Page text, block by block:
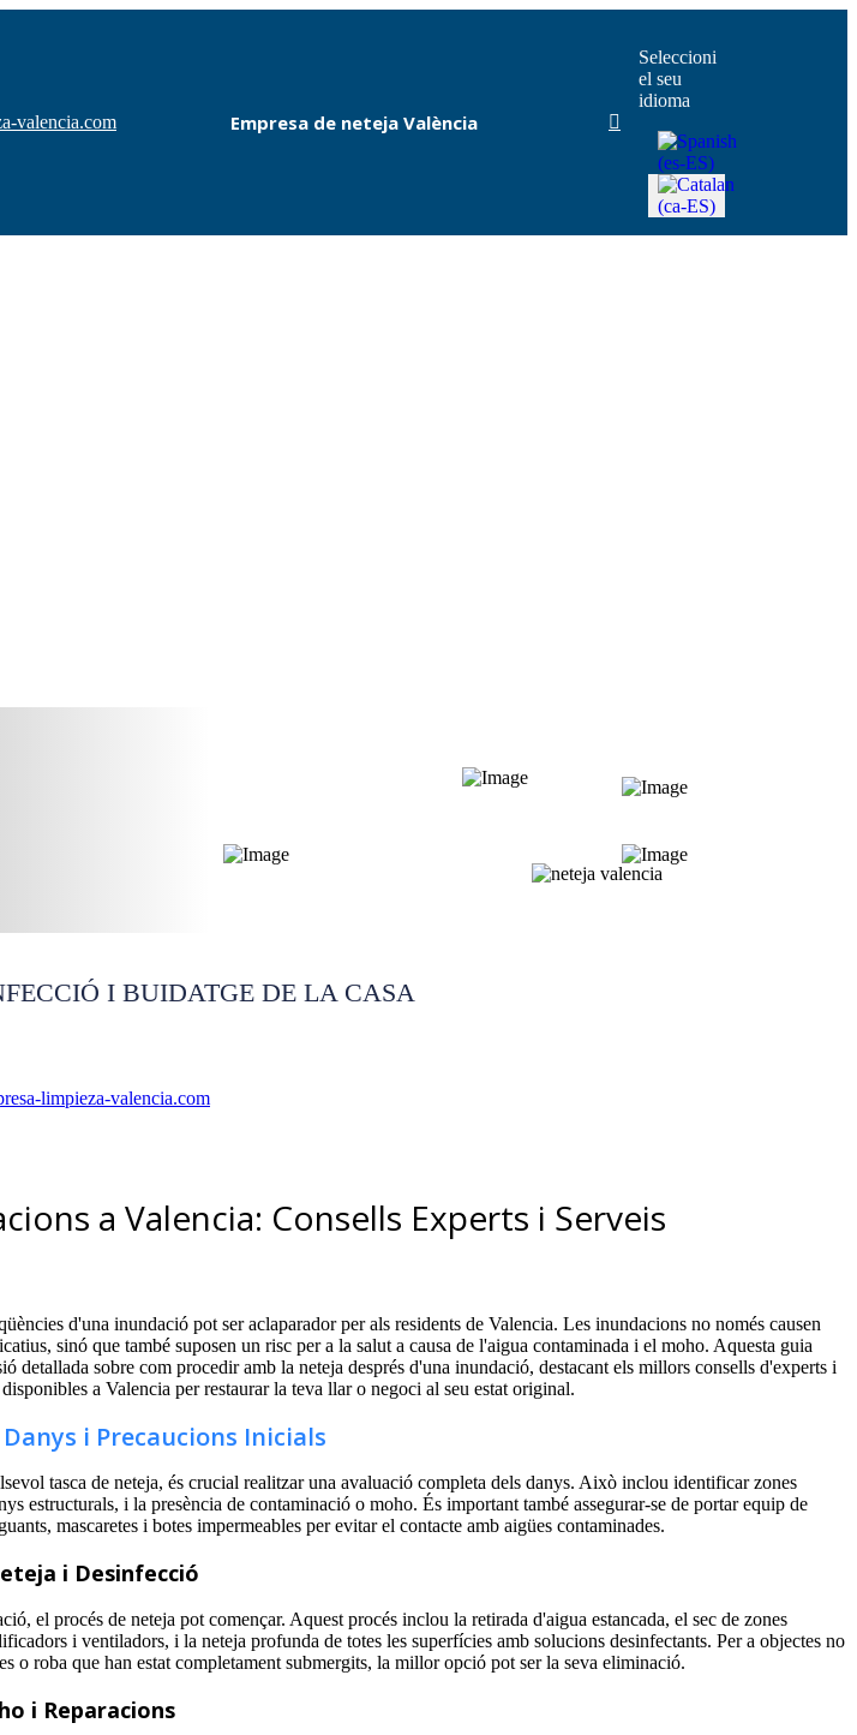
valencia.com Empresa de neteja València
Seleccioni
el seu
idioma
I BUIDATGE DE LA CASA
limpieza-valencia.com
a Valencia: Consells Experts i Serveis
d'una inundació pot ser aclaparador per als residents de Valencia. Les inundacions no només causen
sinó que també suposen un risc per a la salut a causa de l'aigua contaminada i el moho. Aquesta guia
detallada sobre com procedir amb la neteja després d'una inundació, destacant els millors consells d'experts i
a Valencia per restaurar la teva llar o negoci al seu estat original.
i Precaucions Inicials
tasca de neteja, és crucial realitzar una avaluació completa dels danys. Això inclou identificar zones
estructurals, i la presència de contaminació o moho. És important també assegurar-se de portar equip de
mascaretes i botes impermeables per evitar el contacte amb aigües contaminades.
i Desinfecció
el procés de neteja pot començar. Aquest procés inclou la retirada d'aigua estancada, el sec de zones
i ventiladors, i la neteja profunda de totes les superfícies amb solucions desinfectants. Per a objectes no
o roba que han estat completament submergits, la millor opció pot ser la seva eliminació.
i Reparacions